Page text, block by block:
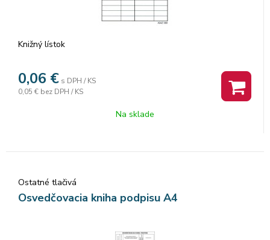
Knižný lístok
0,06 € s DPH / KS
0,05 € bez DPH / KS
Na sklade
Ostatné tlačivá
Osvedčovacia kniha podpisu A4